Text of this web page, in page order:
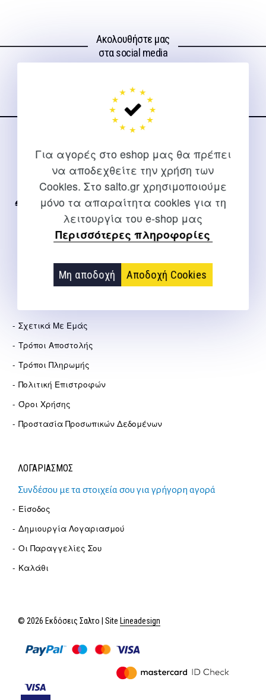
Για αγορές στο eshop μας θα πρέπει
να αποδεχθείτε την χρήση των
Cookies. Στο salto.gr χρησιμοποιούμε
μόνο τα απαραίτητα cookies για τη
λειτουργία του e-shop μας
Περισσότερες πληροφορίες
Μη αποδοχή Αποδοχή Cookies
7,50 €.
Ακολουθήστε μας
στα social media
Για διευκρινίσεις και υποστήριξη παραγγελιών μέσω του
Internet
2310 267108
info@salto.gr
Σχετικά Με Εμάς
Τρόποι Αποστολής
Τρόποι Πληρωμής
Πολιτική Επιστροφών
Όροι Χρήσης
Προστασία Προσωπικών Δεδομένων
ΛΟΓΑΡΙΑΣΜΟΣ
Συνδέσου με τα στοιχεία σου για γρήγορη αγορά
Είσοδος
Δημιουργία Λογαριασμού
Οι Παραγγελίες Σου
Καλάθι
© 2026 Εκδόσεις Σαλτο | Site Lineadesign